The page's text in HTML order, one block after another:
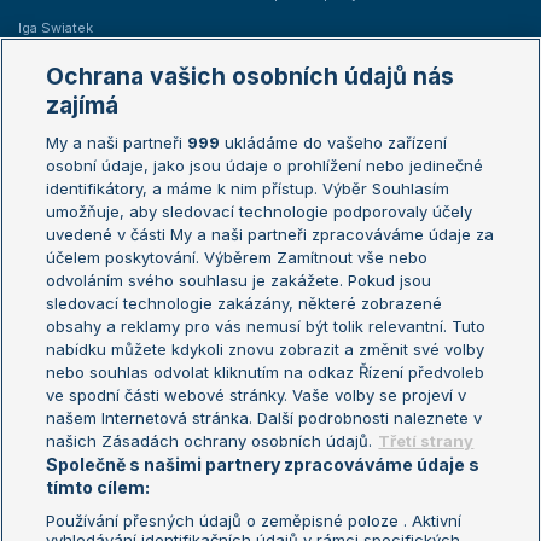
Iga Swiatek
Žebříčky
Žebříček ATP (muži)
Žebříček WTA (ženy)
Sázkařský žebříček
Australian Open
French Open
Wimbledon
US Open
Turnaj mistrů
Turnaj mistryň
Aktualní trendy
Fotbalové přestupy
Livesport Daily
LS Prague Open
Ochrana vašich osobních údajů nás
zajímá
My a naši partneři 999 ukládáme do vašeho zařízení
osobní údaje, jako jsou údaje o prohlížení nebo jedinečné
identifikátory, a máme k nim přístup. Výběr Souhlasím
umožňuje, aby sledovací technologie podporovaly účely
uvedené v části My a naši partneři zpracováváme údaje za
účelem poskytování. Výběrem Zamítnout vše nebo
odvoláním svého souhlasu je zakážete. Pokud jsou
sledovací technologie zakázány, některé zobrazené
obsahy a reklamy pro vás nemusí být tolik relevantní. Tuto
nabídku můžete kdykoli znovu zobrazit a změnit své volby
nebo souhlas odvolat kliknutím na odkaz Řízení předvoleb
ve spodní části webové stránky. Vaše volby se projeví v
našem Internetová stránka. Další podrobnosti naleznete v
našich Zásadách ochrany osobních údajů. Třetí strany
Společně s našimi partnery zpracováváme údaje s
tímto cílem:
Používání přesných údajů o zeměpisné poloze . Aktivní